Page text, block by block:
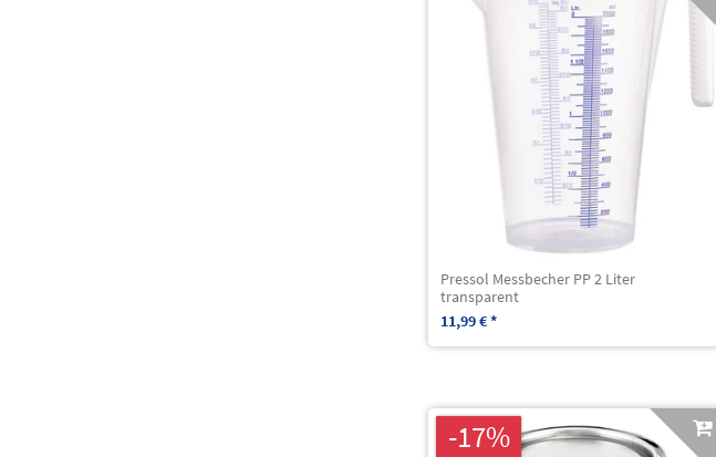
Pressol Messbecher PP 2 Liter
transparent
11,99 € *
-17%